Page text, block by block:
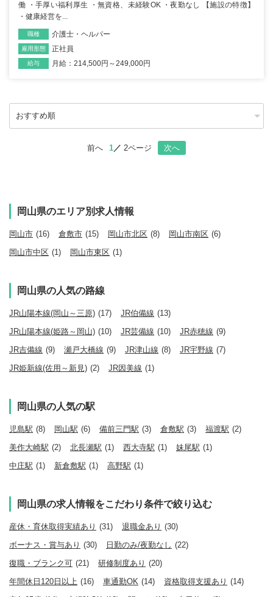
働 ・手厚い福利厚生 ・無資格、未経験OK ・夜勤なし 【施設の特徴】
・健康経営を...
職種 介護士・ヘルパー
雇用形態 正社員
給与 月給：214,500円～249,000円
前へ 1 2ページ 次へ
岡山県のエリア別求人情報
岡山市 (16) 倉敷市 (15) 岡山市北区 (8) 岡山市南区 (6)
岡山市中区 (1) 岡山市東区 (1)
岡山県の人気の路線
JR山陽本線(岡山～三原) (17) JR伯備線 (13)
JR山陽本線(姫路～岡山) (10) JR芸備線 (10) JR赤穂線 (9)
JR吉備線 (9) 瀬戸大橋線 (9) JR津山線 (8) JR宇野線 (7)
JR姫新線(佐用～新見) (2) JR因美線 (1)
岡山県の人気の駅
児島駅 (8) 岡山駅 (6) 備前三門駅 (3) 倉敷駅 (3) 福渡駅 (2)
美作大崎駅 (2) 北長瀬駅 (1) 西大寺駅 (1) 妹尾駅 (1)
中庄駅 (1) 新倉敷駅 (1) 高野駅 (1)
岡山県の求人情報をこだわり条件で絞り込む
産休・育休取得実績あり (31) 退職金あり (30)
ボーナス・賞与あり (30) 日勤のみ/夜勤なし (22)
復職・ブランク可 (21) 研修制度あり (20)
年間休日120日以上 (16) 車通勤OK (14) 資格取得支援あり (14)